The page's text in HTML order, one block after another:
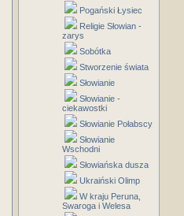
Pogański Łysiec
Religie Słowian -
zarys
Sobótka
Stworzenie świata
Słowianie
Słowianie -
ciekawostki
Słowianie Połabscy
Słowianie
Wschodni
Słowiańska dusza
Ukraiński Olimp
W kraju Peruna,
Swaroga i Welesa